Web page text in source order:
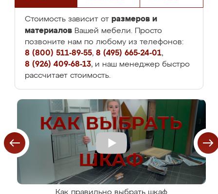
Стоимость зависит от размеров и
материалов Вашей мебели. Просто
позвоните нам по любому из телефонов:
8 (800) 511-89-55, 8 (495) 665-24-01,
8 (926) 409-68-13, и наш менеджер быстро
рассчитает стоимость.